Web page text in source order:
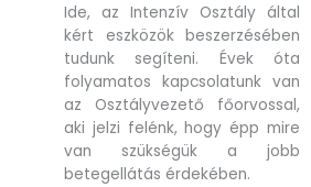
Ide, az Intenzív Osztály által
kért eszközök beszerzésében
tudunk segíteni. Évek óta
folyamatos kapcsolatunk van
az Osztályvezető főorvossal,
aki jelzi felénk, hogy épp mire
van szükségük a jobb
betegellátás érdekében.